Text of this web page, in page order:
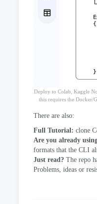
Deploy to Colab Kaggle
this requires the Docker/
There are also:
Full Tutorial : clone
Are you already
formats that the CLI
Just read ? The repo
Problems ideas or